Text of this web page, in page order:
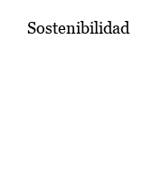
Sostenibilidad